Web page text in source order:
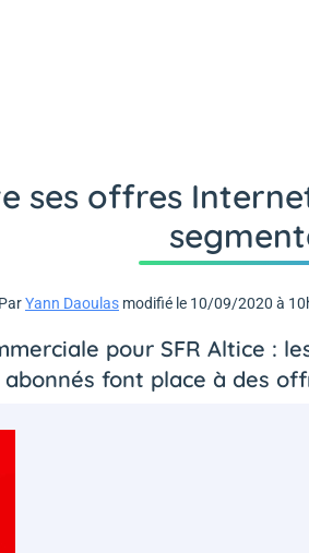
ses offres
ParYann Daoulas modifié le 10/09/2020 à
pour SFR Altice :
abonnés font place à des